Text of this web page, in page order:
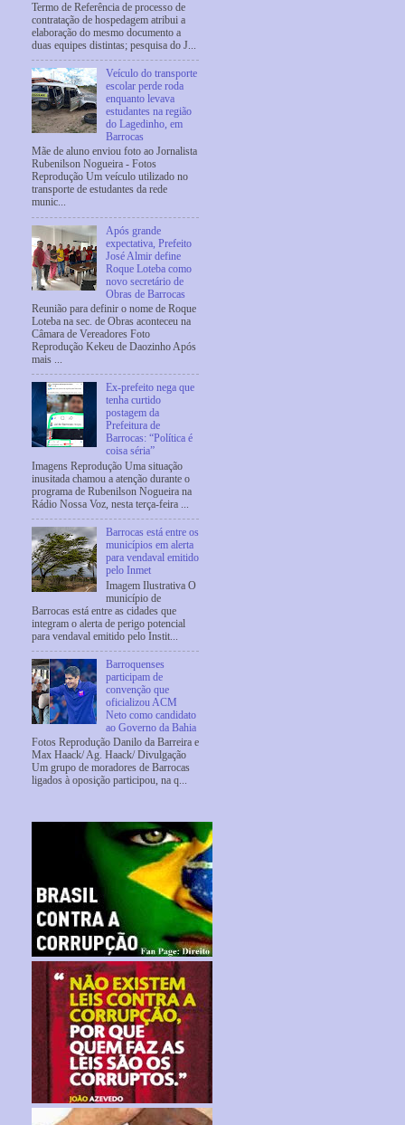
Termo de Referência de processo de
contratação de hospedagem atribui a
elaboração do mesmo documento a
duas equipes distintas; pesquisa do J...
Veículo do transporte
escolar perde roda
enquanto levava
estudantes na região
do Lagedinho, em
Barrocas
Mãe de aluno enviou foto ao Jornalista
Rubenilson Nogueira - Fotos
Reprodução Um veículo utilizado no
transporte de estudantes da rede
munic...
Após grande
expectativa, Prefeito
José Almir define
Roque Loteba como
novo secretário de
Obras de Barrocas
Reunião para definir o nome de Roque
Loteba na sec. de Obras aconteceu na
Câmara de Vereadores Foto
Reprodução Kekeu de Daozinho Após
mais ...
Ex-prefeito nega que
tenha curtido
postagem da
Prefeitura de
Barrocas: “Política é
coisa séria”
Imagens Reprodução Uma situação
inusitada chamou a atenção durante o
programa de Rubenilson Nogueira na
Rádio Nossa Voz, nesta terça-feira ...
Barrocas está entre os
municípios em alerta
para vendaval emitido
pelo Inmet
Imagem Ilustrativa O
município de
Barrocas está entre as cidades que
integram o alerta de perigo potencial
para vendaval emitido pelo Instit...
Barroquenses
participam de
convenção que
oficializou ACM
Neto como candidato
ao Governo da Bahia
Fotos Reprodução Danilo da Barreira e
Max Haack/ Ag. Haack/ Divulgação
Um grupo de moradores de Barrocas
ligados à oposição participou, na q...